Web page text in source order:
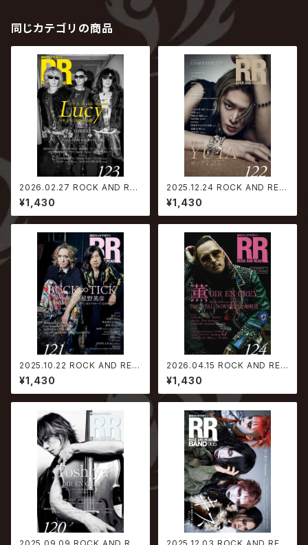
同じカテゴリの商品
2026.02.27 ROCK AND REA
D 123
¥1,430
2025.12.24 ROCK AND REA
D 122
¥1,430
2025.10.22 ROCK AND REA
D 121
¥1,430
2026.04.15 ROCK AND REA
D 124
¥1,430